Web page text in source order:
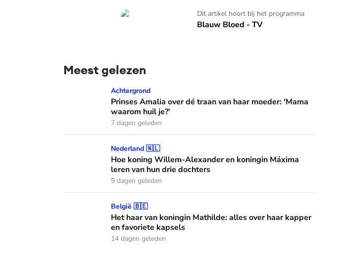
Dit artikel hoort bij het programma
Blauw Bloed - TV
Blauw Bloed - TV
Meest gelezen
Prinses Amalia over dé traan van haar moeder: 'Mama waarom huil je?'
Achtergrond
Prinses Amalia over dé traan van haar moeder: 'Mama
waarom huil je?'
7 dagen geleden
Hoe koning Willem-Alexander en koningin Máxima leren van hun drie dochters
Nederland 🇳🇱
Hoe koning Willem-Alexander en koningin Máxima
leren van hun drie dochters
9 dagen geleden
Het haar van koningin Mathilde: alles over haar kapper en favoriete kapsels
België 🇧🇪
Het haar van koningin Mathilde: alles over haar kapper
en favoriete kapsels
14 dagen geleden